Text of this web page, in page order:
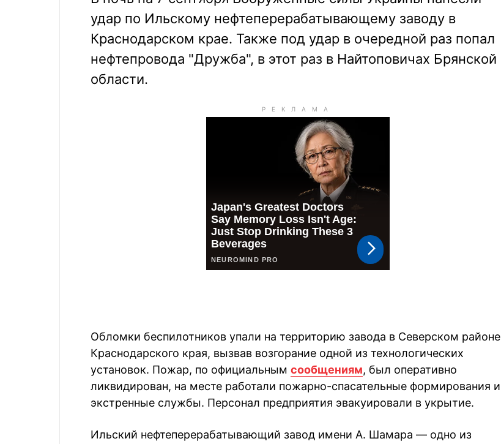
удар по Ильскому нефтеперерабатывающему заводу в
Краснодарском крае. Также под удар в очередной раз попал
нефтепровода "Дружба", в этот раз в Найтоповичах Брянской
области.
Обломки беспилотников упали на территорию завода в Северском районе
Краснодарского края, вызвав возгорание одной из технологических
установок. Пожар, по официальным сообщениям, был оперативно
ликвидирован, на месте работали пожарно-спасательные формирования и
экстренные службы. Персонал предприятия эвакуировали в укрытие.
Ильский нефтеперерабатывающий завод имени А. Шамара — одно из